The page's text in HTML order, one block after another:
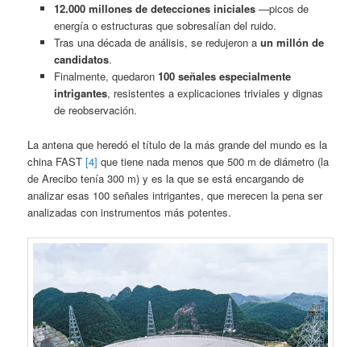
12.000 millones de detecciones iniciales—picos de
energía o estructuras que sobresalían del ruido.
Tras una década de análisis, se redujeron a un millón de
candidatos.
Finalmente, quedaron 100 señales especialmente
intrigantes, resistentes a explicaciones triviales y dignas
de reobservación.
La antena que heredó el título de la más grande del mundo es la
china FAST [4] que tiene nada menos que 500 m de diámetro (la
de Arecibo tenía 300 m) y es la que se está encargando de
analizar esas 100 señales intrigantes, que merecen la pena ser
analizadas con instrumentos más potentes.